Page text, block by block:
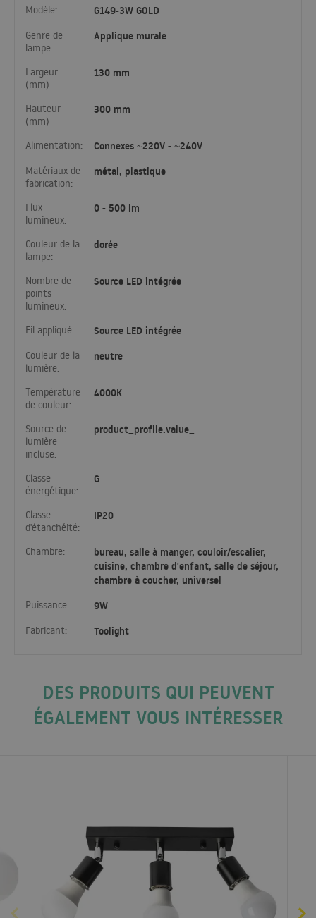
Modèle: G149-3W GOLD
Genre de
lampe:
Applique murale
Largeur
(mm)
130 mm
Hauteur
(mm)
300 mm
Alimentation: Connexes ~220V - ~240V
Matériaux de
fabrication:
métal, plastique
Flux
lumineux:
0 - 500 lm
Couleur de la
lampe:
dorée
Nombre de
points
lumineux:
Source LED intégrée
Fil appliqué: Source LED intégrée
Couleur de la
lumière:
neutre
Température
de couleur:
4000K
Source de
lumière
incluse:
product_profile.value_
Classe
énergétique:
G
Classe
d'étanchéité:
IP20
Chambre:
bureau, salle à manger, couloir/escalier,
cuisine, chambre d'enfant, salle de séjour,
chambre à coucher, universel
Puissance: 9W
Fabricant: Toolight
DES PRODUITS QUI PEUVENT
ÉGALEMENT VOUS INTÉRESSER